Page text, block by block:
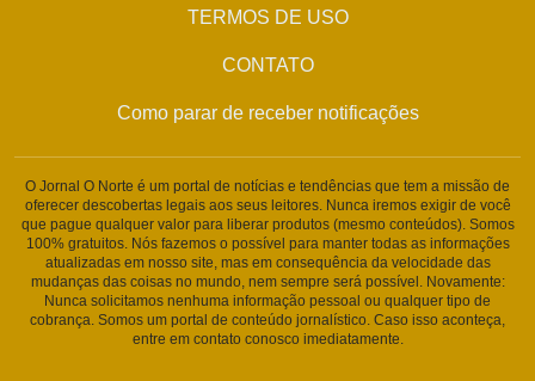
TERMOS DE USO
CONTATO
Como parar de receber notificações
O Jornal O Norte é um portal de notícias e tendências que tem a missão de
oferecer descobertas legais aos seus leitores. Nunca iremos exigir de você
que pague qualquer valor para liberar produtos (mesmo conteúdos). Somos
100% gratuitos. Nós fazemos o possível para manter todas as informações
atualizadas em nosso site, mas em consequência da velocidade das
mudanças das coisas no mundo, nem sempre será possível. Novamente:
Nunca solicitamos nenhuma informação pessoal ou qualquer tipo de
cobrança. Somos um portal de conteúdo jornalístico. Caso isso aconteça,
entre em contato conosco imediatamente.